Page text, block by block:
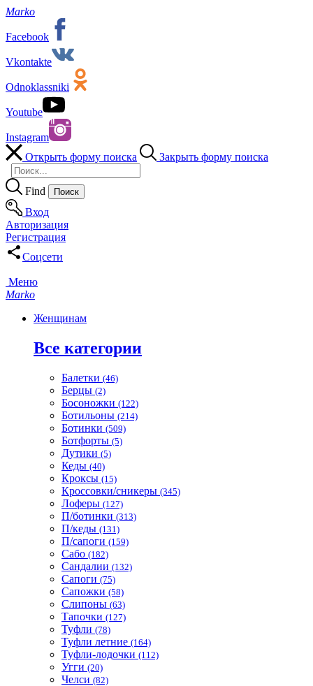
Marko
Facebook
Vkontakte
Odnoklassniki
Youtube
Instagram
Открыть форму поиска
Закрыть форму поиска
Find
Вход
Авторизация
Регистрация
Соцсети
Меню
Marko
Женщинам
Все категории
Балетки (46)
Берцы (2)
Босоножки (122)
Ботильоны (214)
Ботинки (509)
Ботфорты (5)
Дутики (5)
Кеды (40)
Кроксы (15)
Кроссовки/сникеры (345)
Лоферы (127)
П/ботинки (313)
П/кеды (131)
П/сапоги (159)
Сабо (182)
Сандалии (132)
Сапоги (75)
Сапожки (58)
Слипоны (63)
Тапочки (127)
Туфли (78)
Туфли летние (164)
Туфли-лодочки (112)
Угги (20)
Челси (82)